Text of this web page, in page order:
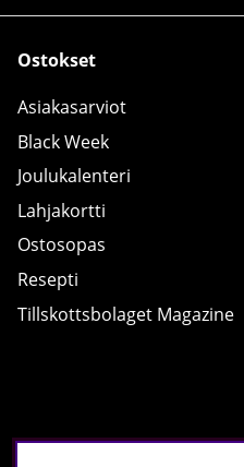
Ostokset
Asiakasarviot
Black Week
Joulukalenteri
Lahjakortti
Ostosopas
Resepti
Tillskottsbolaget Magazine